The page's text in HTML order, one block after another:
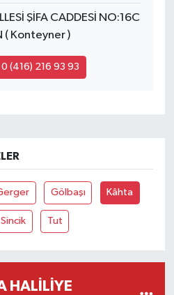
ŞİFA CADDESİ NO:16C
( Konteyner )
0 (416) 216 93 93
Gölbaşı Kâhta
Sincik Tut
HALILIYE